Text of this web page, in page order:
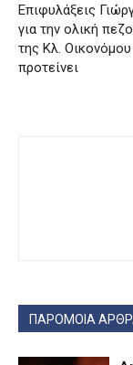
Επιφυλάξεις
για την ολική
της Κλ. Οικονόμου
προτείνει
ΠΑΡΟΜΟΙΑ